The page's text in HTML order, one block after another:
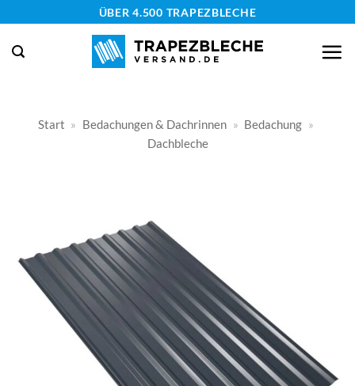
springen
ÜBER 4.500 TRAPEZBLECHE
Start » Bedachungen & Dachrinnen » Bedachung »
Dachbleche